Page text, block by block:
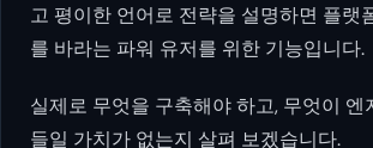
고 평이한 언어로 전략을 설명하면 플랫
를 바라는 파워 유저를 위한 기능입니다.
실제로 무엇을 구축해야 하고, 무엇이 엔
들일 가치가 없는지 살펴 보겠습니다.